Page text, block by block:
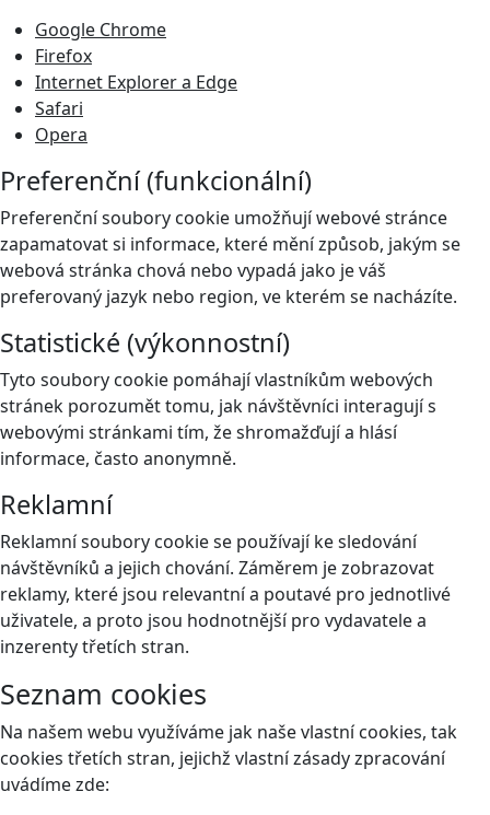
Google Chrome
Firefox
Internet Explorer a Edge
Safari
Opera
Preferenční (funkcionální)
Preferenční soubory cookie umožňují webové stránce
zapamatovat si informace, které mění způsob, jakým se
webová stránka chová nebo vypadá jako je váš
preferovaný jazyk nebo region, ve kterém se nacházíte.
Statistické (výkonnostní)
Tyto soubory cookie pomáhají vlastníkům webových
stránek porozumět tomu, jak návštěvníci interagují s
webovými stránkami tím, že shromažďují a hlásí
informace, často anonymně.
Reklamní
Reklamní soubory cookie se používají ke sledování
návštěvníků a jejich chování. Záměrem je zobrazovat
reklamy, které jsou relevantní a poutavé pro jednotlivé
uživatele, a proto jsou hodnotnější pro vydavatele a
inzerenty třetích stran.
Seznam cookies
Na našem webu využíváme jak naše vlastní cookies, tak
cookies třetích stran, jejichž vlastní zásady zpracování
uvádíme zde: